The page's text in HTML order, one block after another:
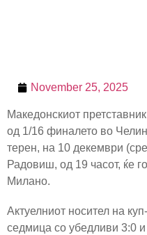
November 25, 2025
Македонскиот
од 1/16 финалето во
терен, на 10 декември
Радовиш, од 19 часот, ќе
Милано.
Актуелниот носител на
седмица со убедливи 3:0 и